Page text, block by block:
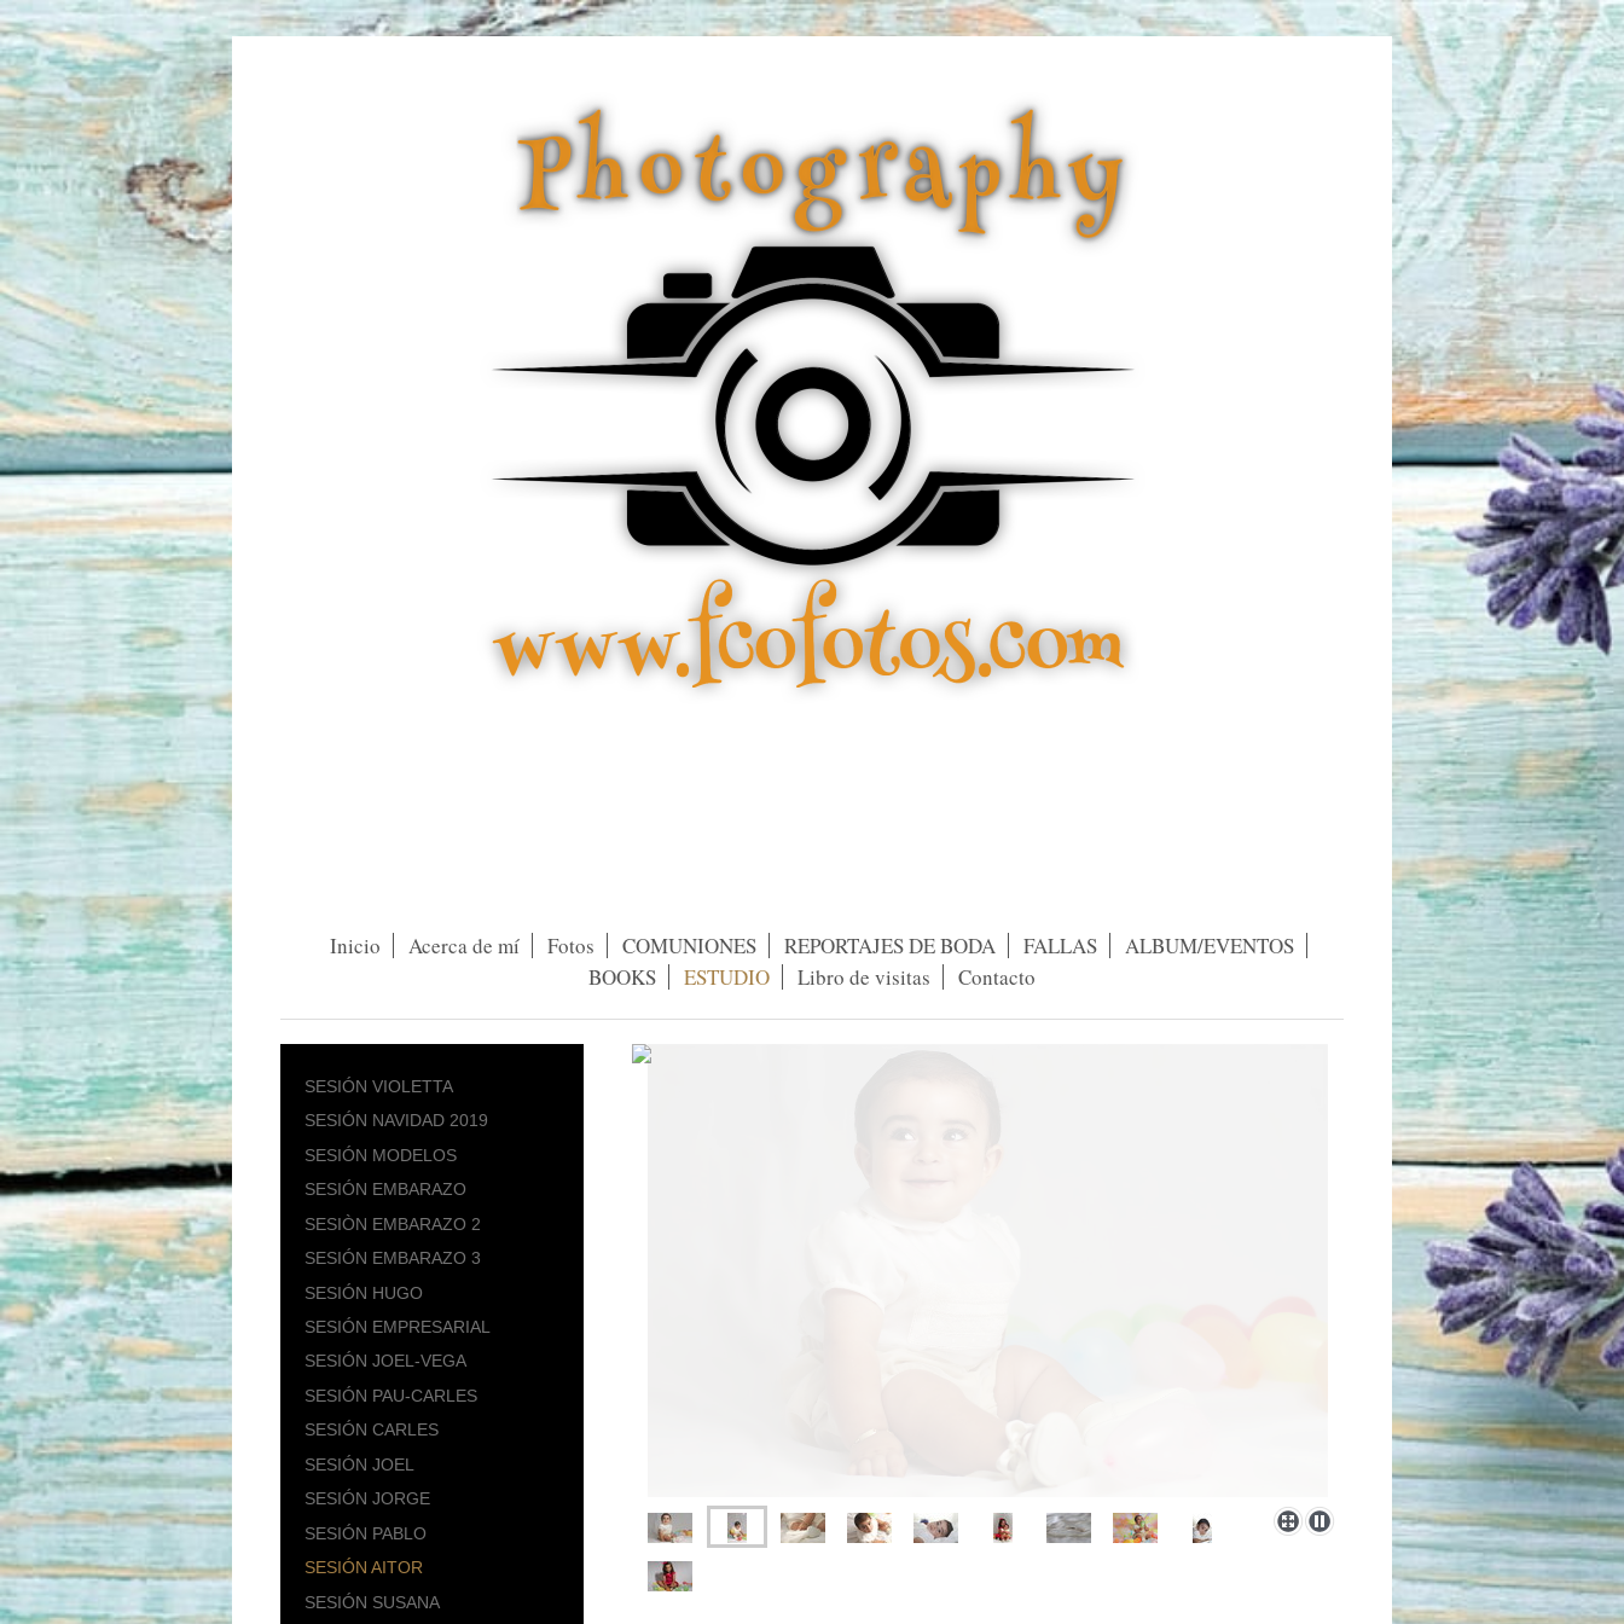
Inicio Acerca de mí Fotos COMUNIONES REPORTAJES DE BODA FALLAS
ALBUM/EVENTOS
BOOKS
ESTUDIO Libro de visitas Contacto
SESIÓN VIOLETTA
SESIÓN NAVIDAD 2019
SESIÓN MODELOS
SESIÓN EMBARAZO
SESIÒN EMBARAZO 2
SESIÓN EMBARAZO 3
SESIÓN HUGO
SESIÓN EMPRESARIAL
SESIÓN JOEL-VEGA
SESIÓN PAU-CARLES
SESIÓN CARLES
SESIÓN JOEL
SESIÓN JORGE
SESIÓN PABLO
SESIÓN AITOR
SESIÓN SUSANA